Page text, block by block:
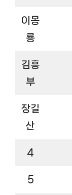
이몽
룡
김흥
부
장길
산
4
5